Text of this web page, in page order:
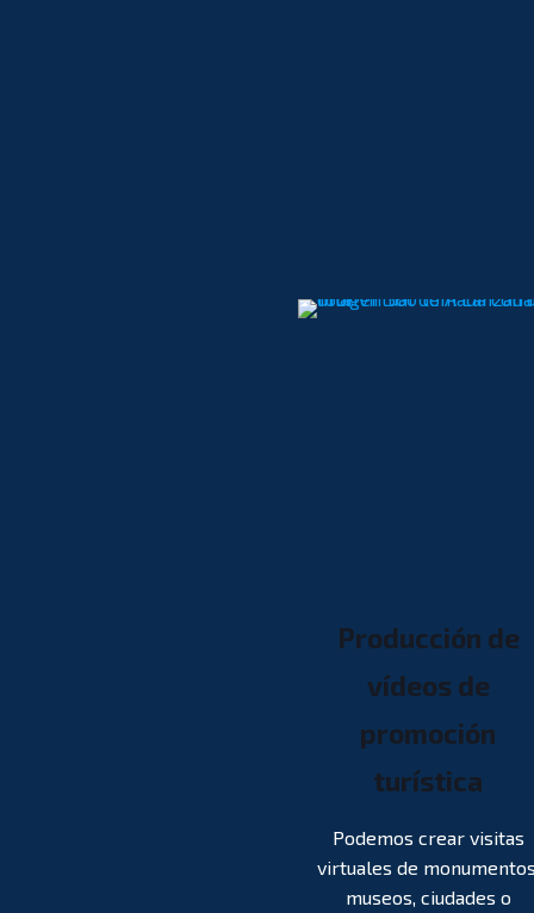
Producción de
vídeos de
promoción
turística
Podemos crear visitas
virtuales de
museos, ciudades o